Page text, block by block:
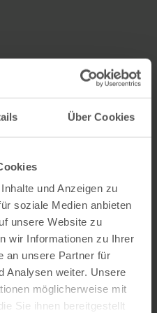
Über Cookies
und Anzeigen zu
soziale Medien anbieten
unsere Website zu
wir Informationen zu Ihrer
an unsere Partner für
Analysen weiter. Unsere
möglicherweise mit
Sie ihnen bereitgestellt